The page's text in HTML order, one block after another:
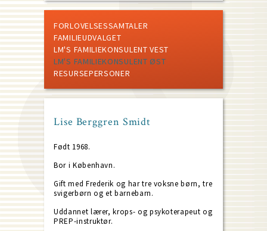
FORLOVELSESSAMTALER
FAMILIEUDVALGET
LM'S FAMILIEKONSULENT VEST
LM'S FAMILIEKONSULENT ØST
RESURSEPERSONER
Lise Berggren Smidt
Født 1968.
Bor i København.
Gift med Frederik og har tre voksne børn, tre
svigerbørn og et barnebarn.
Uddannet lærer, krops- og psykoterapeut og
PREP-instruktør.